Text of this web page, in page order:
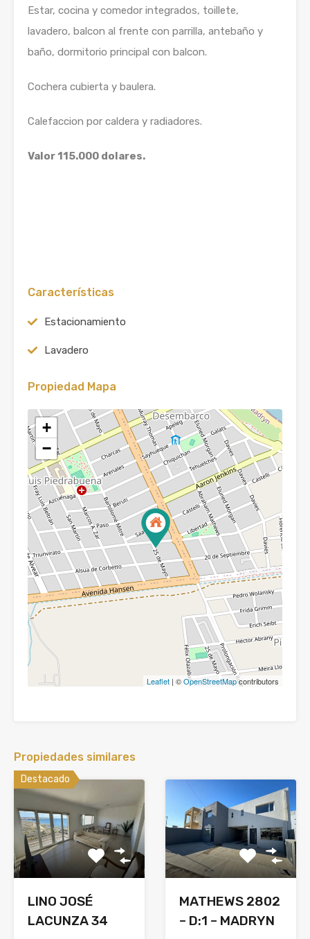
Estar, cocina y comedor integrados, toillete,
lavadero, balcon al frente con parrilla, antebaño y
baño, dormitorio principal con balcon.
Cochera cubierta y baulera.
Calefaccion por caldera y radiadores.
Valor 115.000 dolares.
Características
Estacionamiento
Lavadero
Propiedad Mapa
+
−
Leaflet | ©OpenStreetMapcontributors
Propiedades similares
Destacado
LINO JOSÉ
LACUNZA 34
MATHEWS 2802
– D:1 – MADRYN